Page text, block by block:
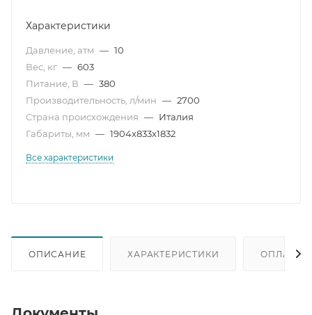
Характеристики
Давление, атм — 10
Вес, кг — 603
Питание, В — 380
Производительность, л/мин — 2700
Страна происхождения — Италия
Габариты, мм — 1904x833x1832
Все характеристики
ОПИСАНИЕ ХАРАКТЕРИСТИКИ ОПЛАТА